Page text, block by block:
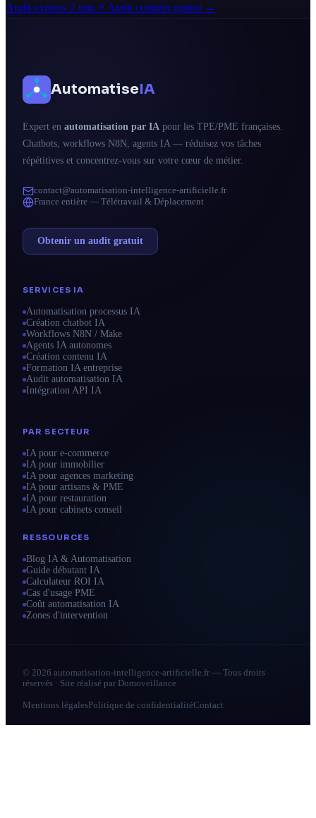
Audit express 2 min ⚡ Audit complet gratuit →
AutomatiseIA
Expert en automatisation par IA pour les TPE/PME françaises.
Chatbots, workflows N8N, agents IA — réduisez vos tâches
répétitives et concentrez-vous sur votre cœur de métier.
contact@automatisation-intelligence-artificielle.fr
France entière — Télétravail & Déplacement
Obtenir un audit gratuit
SERVICES IA
Automatisation processus IA
Création chatbot IA
Workflows N8N / Make
Agents IA autonomes
Création contenu IA
Formation IA entreprise
Audit automatisation IA
Intégration API IA
PAR SECTEUR
IA pour e-commerce
IA pour immobilier
IA pour agences marketing
IA pour artisans & PME
IA pour restauration
IA pour cabinets conseil
RESSOURCES
Blog IA & Automatisation
Guide débutant IA
Calculateur ROI IA
Cas d'usage PME
Coût automatisation IA
Zones d'intervention
© 2026 automatisation-intelligence-artificielle.fr — Tous droits
réservés · Site réalisé par Domoveillance
Mentions légalesPolitique de confidentialitéContact